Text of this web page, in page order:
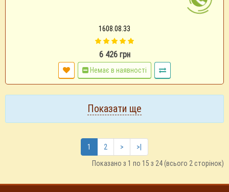
1608.08.33
6 426 грн
Немає в наявності
Показати ще
1 2 >
>|
Показано з 1 по 15 з 24 (всього 2 сторінок)